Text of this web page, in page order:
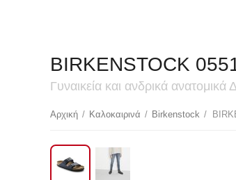
BIRKENSTOCK
Γυναικεία και ανδρικά
Αρχική / Καλοκαιρινά / Birkenstock /